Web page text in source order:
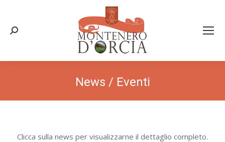
Search:
News / Eventi
Clicca sulla news per visualizzarne il dettaglio completo.